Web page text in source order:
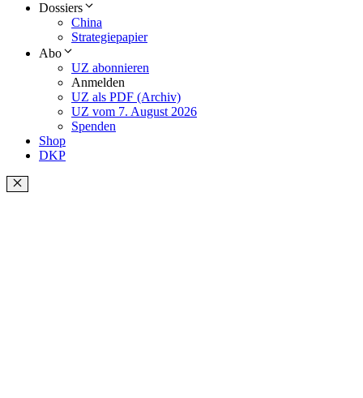
Dossiers
China
Strategiepapier
Abo
UZ abonnieren
Anmelden
UZ als PDF (Archiv)
UZ vom 7. August 2026
Spenden
Shop
DKP
Schließen